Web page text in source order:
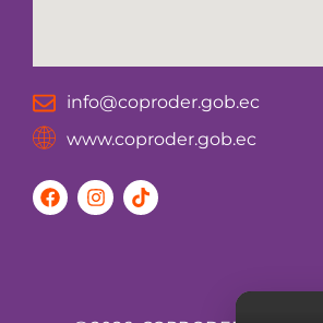
info@coproder.gob.ec
www.coproder.gob.ec
F
a
I
n
T
i